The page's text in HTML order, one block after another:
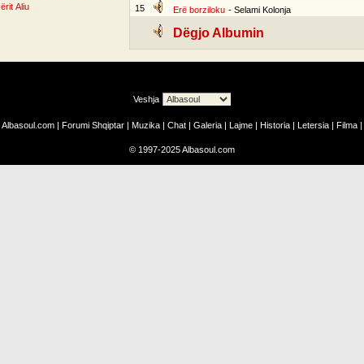
Aliu
15
Erë borziloku - Selami Kolonja
Dëgjo Albumin
Veshja
Albasoul.com | Forumi Shqiptar | Muzika | Chat | Galeria | Lajme | Historia | Letersia | Filma |
© 1997-2025Albasoul.com